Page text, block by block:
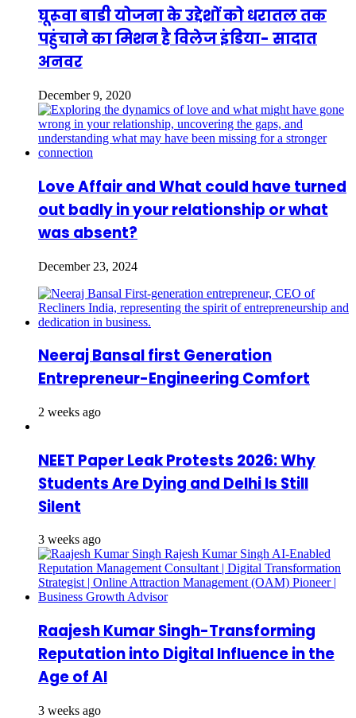
घूरूवा बाडी योजना के उद्देशों को धरातल तक
पहुंचाने का मिशन है विलेज इंडिया- सादात
अनवर
December 9, 2020
Love Affair and What could have turned
out badly in your relationship or what
was absent?
December 23, 2024
Neeraj Bansal first Generation
Entrepreneur-Engineering Comfort
2 weeks ago
NEET Paper Leak Protests 2026: Why
Students Are Dying and Delhi Is Still
Silent
3 weeks ago
Raajesh Kumar Singh-Transforming
Reputation into Digital Influence in the
Age of AI
3 weeks ago